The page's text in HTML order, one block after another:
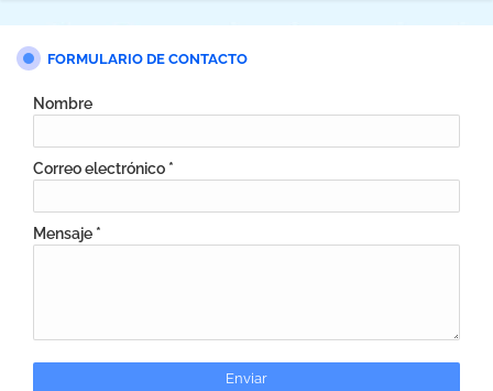
FORMULARIO DE CONTACTO
Nombre
Correo electrónico *
Mensaje *